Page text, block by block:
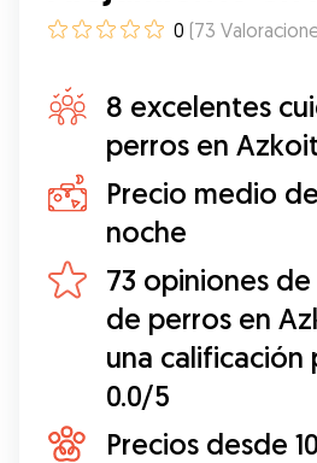
0 (73
8 excelentes
perros en
Precio medio
noche
73 opiniones
de perros en
una
0.0/5
Precios desde